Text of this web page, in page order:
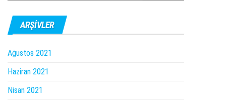
ARŞIVLER
Ağustos 2021
Haziran 2021
Nisan 2021